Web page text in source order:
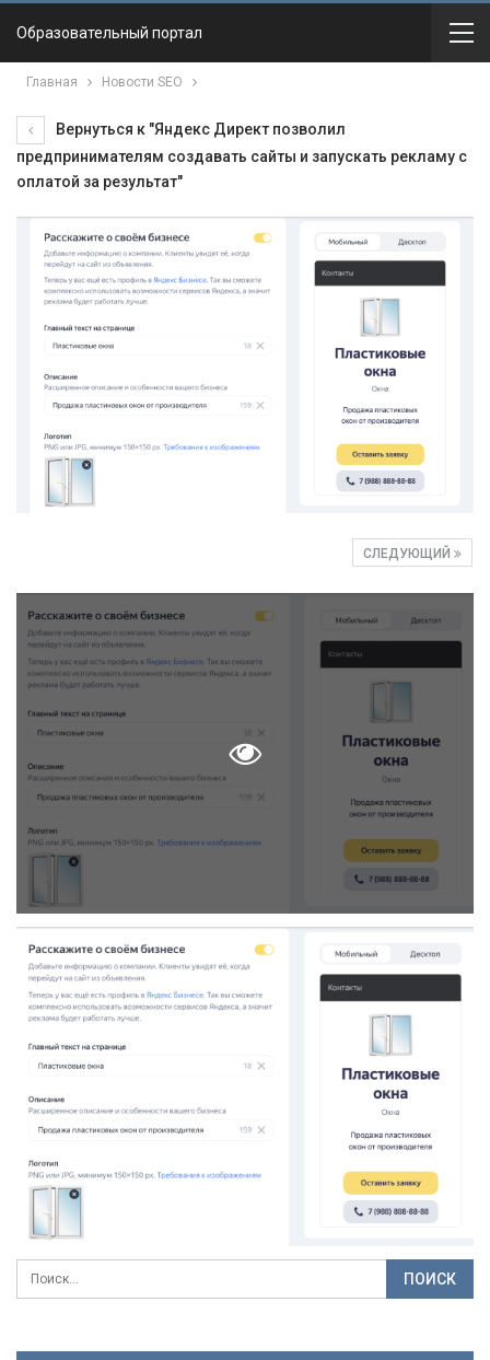
Образовательный портал
Главная Новости SEO
Вернуться к "Яндекс Директ позволил
предпринимателям создавать сайты и запускать рекламу с
оплатой за результат"
СЛЕДУЮЩИЙ